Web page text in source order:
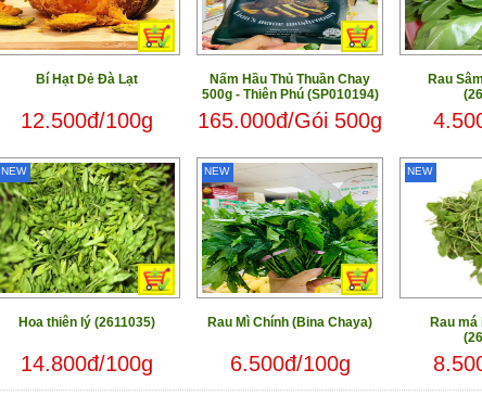
Bí Hạt Dẻ Đà Lạt
12.500đ/100g
Nấm Hầu Thủ Thuần Chay
500g - Thiên Phú (SP010194)
165.000đ/Gói 500g
Rau
Hoa thiên lý (2611035)
14.800đ/100g
NEW
Rau Mì Chính (Bina Chaya)
6.500đ/100g
NEW
Rau
NEW